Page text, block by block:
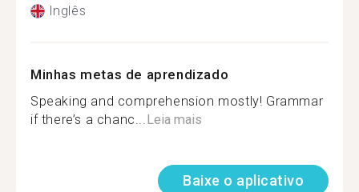
Inglês
Minhas metas de aprendizado
Speaking and comprehension mostly! Grammar
if there’s a chanc...Leia mais
Baixe o aplicativo